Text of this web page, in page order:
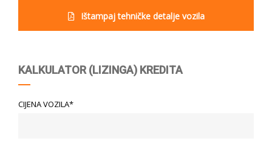
Ištampaj tehničke detalje vozila
KALKULATOR (LIZINGA) KREDITA
CIJENA VOZILA*